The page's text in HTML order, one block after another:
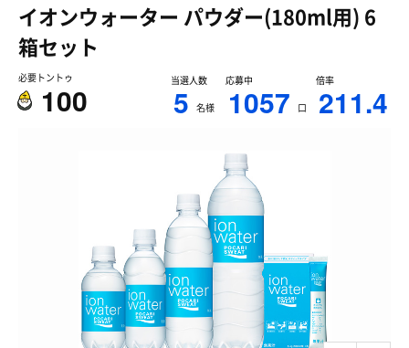
イオンウォーター パウダー(180ml用) 6
箱セット
必要トントゥ
100
当選人数
5 名様
応募中
1057 口
倍率
211.4